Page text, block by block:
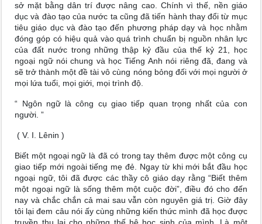
sở mặt bằng dân trí được nâng cao. Chính vì thế, nền giáo
dục và đào tạo của nước ta cũng đã tiến hành thay đổi từ mục
tiêu giáo dục và đào tạo đến phương pháp dạy và học nhằm
đóng góp có hiệu quả vào quá trình chuẩn bị nguồn nhân lực
của đất nước trong những thập kỷ đầu của thế kỷ 21, học
ngoại ngữ nói chung và học Tiếng Anh nói riêng đã, đang và
sẽ trở thành một đề tài vô cùng nóng bỏng đối với mọi người ở
mọi lứa tuổi, mọi giới, mọi trình độ.
“ Ngôn ngữ là công cụ giao tiếp quan trọng nhất của con
người. ”
( V. I. Lênin )
Biết một ngoại ngữ là đã có trong tay thêm được một công cụ
giao tiếp mới ngoài tiếng mẹ đẻ. Ngay từ khi mới bắt đầu học
ngoại ngữ, tôi đã được các thầy cô giáo dạy rằng “Biết thêm
một ngoại ngữ là sống thêm một cuộc đời”, điều đó cho đến
nay và chắc chắn cả mai sau vẫn còn nguyên giá trị. Giờ đây
tôi lại đem câu nói ấy cùng những kiến thức mình đã học được